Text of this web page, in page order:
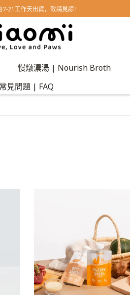
21工作天出貨，敬請見諒！
慢燉濃湯 | Nourish Broth
常見問題 | FAQ